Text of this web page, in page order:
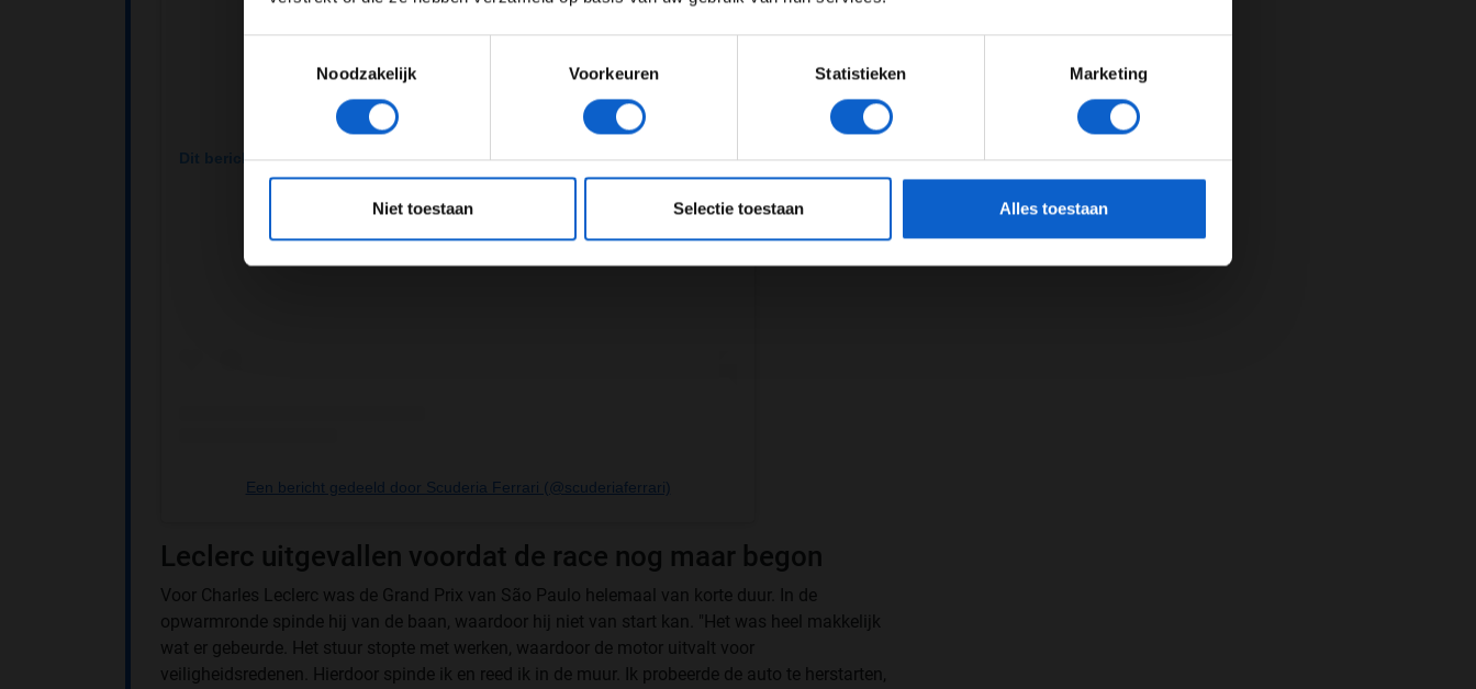
Noodzakelijk
Voorkeuren Statistieken Marketing
Niet toestaan Selectie toestaan Alles toestaan
Dit bericht op Instagram bekijken
Een bericht gedeeld door Scuderia Ferrari (@scuderiaferrari)
Leclerc uitgevallen voordat de race nog maar begon
Voor Charles Leclerc was de Grand Prix van São Paulo helemaal van korte duur. In de
opwarmronde spinde hij van de baan, waardoor hij niet van start kan. "Het was heel makkelijk
wat er gebeurde. Het stuur stopte met werken, waardoor de motor uitvalt voor
veiligheidsredenen. Hierdoor spinde ik en reed ik in de muur. Ik probeerde de auto te herstarten,
JONGER DAN 24 24 JAAR OF OUDER
*Raadpleeg onsprivacybeleidvoor meer informatie over gegevensgebruik en -bescherming.